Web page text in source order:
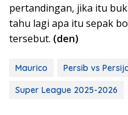
pertandingan, jika itu
tahu lagi apa itu sepak
tersebut. (den)
Maurico Persib vs
Super League 2025-2026